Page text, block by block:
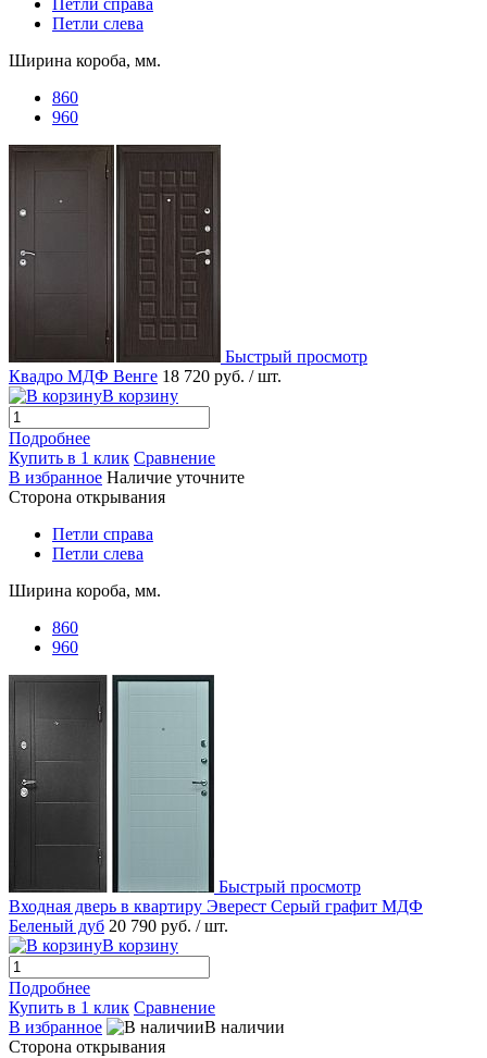
Петли справа
Петли слева
Ширина короба, мм.
860
960
Быстрый просмотр
Квадро МДФ Венге 18 720 руб. / шт.
В корзину
Подробнее
Купить в 1 клик Сравнение
В избранное Наличие уточните
Сторона открывания
Петли справа
Петли слева
Ширина короба, мм.
860
960
Быстрый просмотр
Входная дверь в квартиру Эверест Серый графит МДФ
Беленый дуб 20 790 руб. / шт.
В корзину
Подробнее
Купить в 1 клик Сравнение
В избранное
В наличии
Сторона открывания